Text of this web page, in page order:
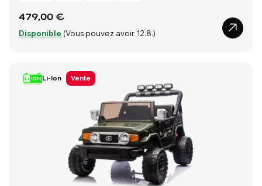
479,00 €
Disponible (Vous pouvez avoir 12.8.)
Li-Ion Vente